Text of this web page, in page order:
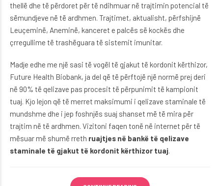
thellë dhe të përdoret për të ndihmuar në trajtimin potencial të
sëmundjeve në të ardhmen. Trajtimet, aktualisht, përfshijnë
Leuçeminë, Aneminë, kanceret e palcës së kockës dhe
çrregullime të trashëguara të sistemit imunitar.
Madje edhe me një sasi të vogël të gjakut të kordonit kërthizor,
Future Health Biobank, ja del që të përftojë një normë prej deri
në 90% të qelizave pas procesit të përpunimit të kampionit
tuaj. Kjo lejon që të merret maksimumi i qelizave staminale të
mundshme dhe i jep foshnjës suaj shanset më të mira për
trajtim në të ardhmen. Vizitoni faqen tonë në internet për të
mësuar më shumë rreth ruajtjes në bankë të qelizave
staminale të gjakut të kordonit kërthizor tuaj.